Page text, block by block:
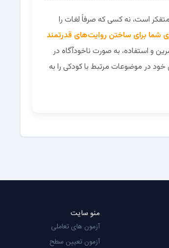
است، نه کسی که صرفاً لغات را
شما برای ساختن روایت‌های قدرتمند
و استفاده، به صورت ناخودآگاه در
در موضوعات مرتبط با کودکی را به
منو سایت
آزمون های تعاملی
آزمون تعیین سطح